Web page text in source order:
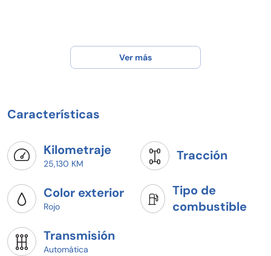
Ver más
Características
Kilometraje
25,130 KM
Tracción
Color exterior
Rojo
Tipo de
combustible
Transmisión
Automática